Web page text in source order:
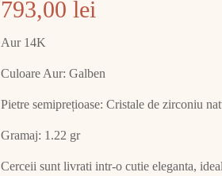
793,00 lei
Aur 14K
Culoare Aur: Galben
Pietre semiprețioase: Cristale de zirconiu
Gramaj: 1.22 gr
Cerceii sunt livrati intr-o cutie eleganta,